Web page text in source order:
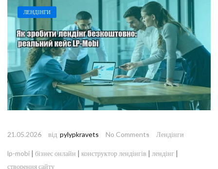
ЛЕНДІНГИ
21.05.2026 від pylypkravets No Comments Лендінги
lp-mobi | бізнес онлайн | конструктор лендінгів | лендінг |
створення сайту